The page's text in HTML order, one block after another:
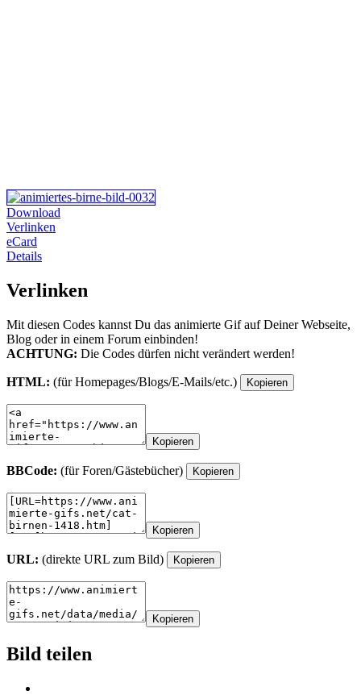
Download
Verlinken
eCard
Details
Verlinken
Mit diesen Codes kannst Du das animierte Gif auf Deiner Webseite,
Blog oder in einem Forum einbinden!
ACHTUNG: Die Codes dürfen nicht verändert werden!
HTML: (für Homepages/Blogs/E-Mails/etc.) Kopieren
Kopieren
BBCode: (für Foren/Gästebücher) Kopieren
Kopieren
URL: (direkte URL zum Bild) Kopieren
Kopieren
Bild teilen